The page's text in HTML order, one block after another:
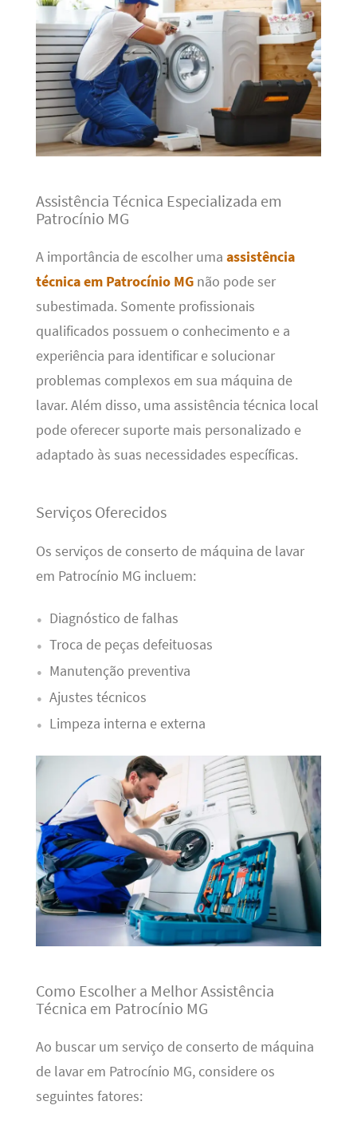
Assistência Técnica Especializada em
Patrocínio MG
A importância de escolher uma assistência
técnica em Patrocínio MGnão pode ser
subestimada. Somente profissionais
qualificados possuem o conhecimento e a
experiência para identificar e solucionar
problemas complexos em sua máquina de
lavar. Além disso, uma assistência técnica local
pode oferecer suporte mais personalizado e
adaptado às suas necessidades específicas.
Serviços Oferecidos
Os serviços de conserto de máquina de lavar
em Patrocínio MG incluem:
Diagnóstico de falhas
Troca de peças defeituosas
Manutenção preventiva
Ajustes técnicos
Limpeza interna e externa
Como Escolher a Melhor Assistência
Técnica em Patrocínio MG
Ao buscar um serviço de conserto de máquina
de lavar em Patrocínio MG, considere os
seguintes fatores: